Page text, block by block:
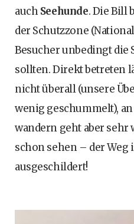
auchSeehunde. Die Bill
der Schutzzone
Besucher unbedingt die
sollten. Direkt betreten
nicht überall (unsere
wenig geschummelt),
wandern geht aber sehr
schon sehen – der
ausgeschildert!